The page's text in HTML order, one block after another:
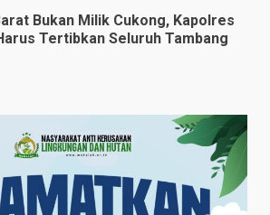
Bukan Milik Cukong, Kapolres
Tertibkan Seluruh Tambang